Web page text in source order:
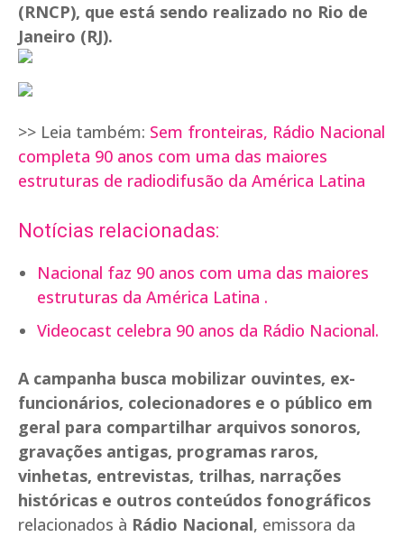
(RNCP), que está sendo realizado no Rio de
Janeiro (RJ).
>> Leia também: Sem fronteiras, Rádio Nacional
completa 90 anos com uma das maiores
estruturas de radiodifusão da América Latina
Notícias relacionadas:
Nacional faz 90 anos com uma das maiores
estruturas da América Latina .
Videocast celebra 90 anos da Rádio Nacional.
A campanha busca mobilizar ouvintes, ex-
funcionários, colecionadores e o público em
geral para compartilhar arquivos sonoros,
gravações antigas, programas raros,
vinhetas, entrevistas, trilhas, narrações
históricas e outros conteúdos fonográficos
relacionados à Rádio Nacional, emissora da